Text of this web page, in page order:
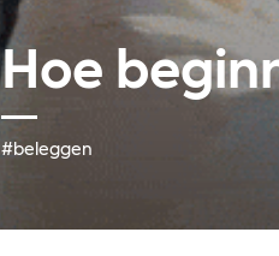
Hoe
#beleggen